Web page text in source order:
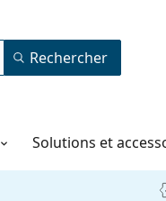
Rechercher
Solutions et